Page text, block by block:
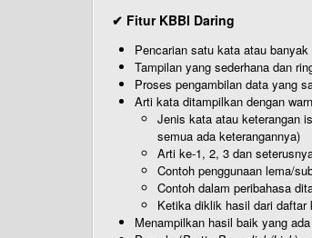
✔ Fitur KBBI Daring
Pencarian satu kata atau
Tampilan yang sederhana dan
Proses pengambilan data yang
Arti kata ditampilkan dengan
Jenis kata atau keterangan
semua ada keterangannya)
Arti ke-1, 2, 3 dan
Contoh penggunaan lema/
Contoh dalam peribahasa
Ketika diklik hasil dari daftar
Menampilkan hasil baik yang